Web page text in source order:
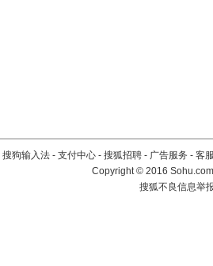
搜狗输入法 - 支付中心 - 搜狐招聘 - 广告服务 - 客
Copyright©2016
搜狐不良信息举